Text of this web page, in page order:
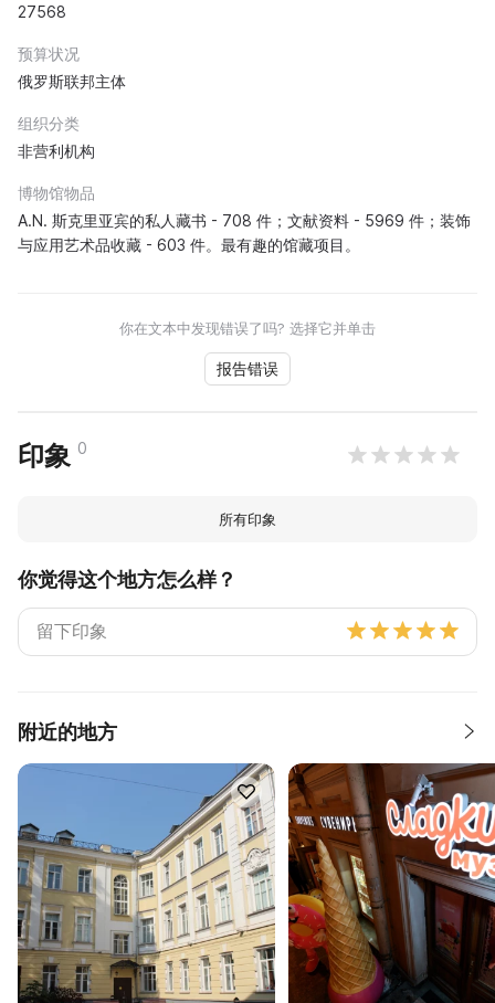
27568
预算状况
俄罗斯联邦主体
组织分类
非营利机构
博物馆物品
A.N. 斯克里亚宾的私人藏书 - 708 件；文献资料 - 5969 件；装饰
与应用艺术品收藏 - 603 件。最有趣的馆藏项目。
你在文本中发现错误了吗? 选择它并单击
报告错误
印象 0
所有印象
你觉得这个地方怎么样？
附近的地方